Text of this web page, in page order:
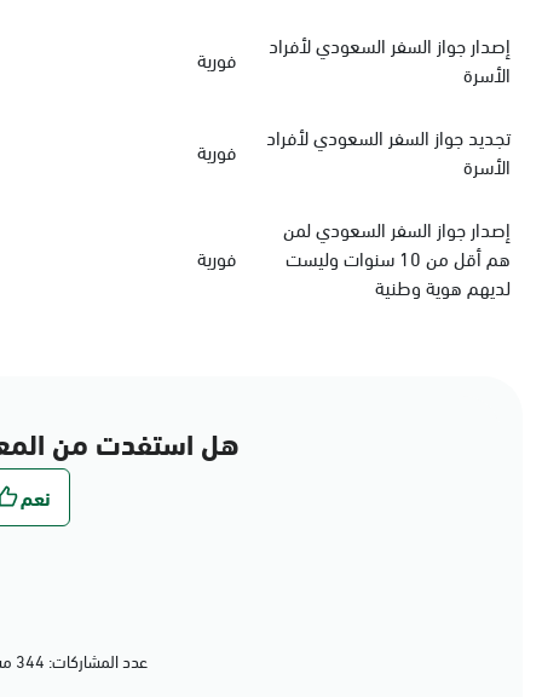
‏إصدار جواز السفر السعودي‏‏ لأفراد
الأسرة
فورية
‏تجديد جواز السفر السعودي‏ لأفراد
الأسرة
فورية
إصدار جواز السفر السعودي لمن
هم أقل من 10 سنوات وليست
لديهم هوية وطنية
فورية
هل استفدت من
عدد المشاركات: 344 مشاركة (79%) أعجبهم المحتوى